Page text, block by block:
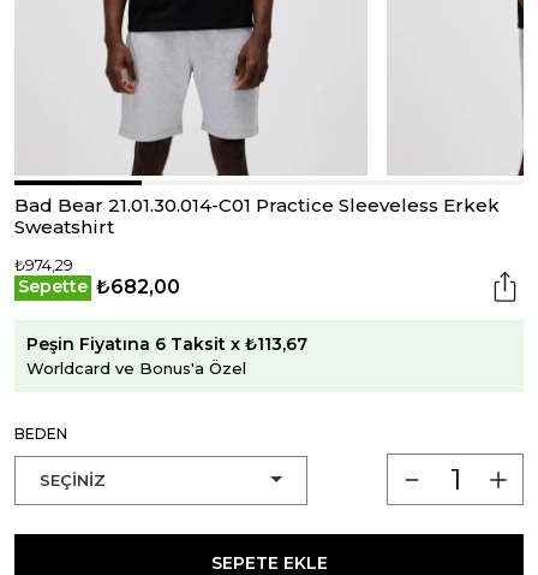
Bad Bear 21.01.30.014-C01 Practice Sleeveless Erkek
Sweatshirt
₺974,29
Sepette ₺682,00
Peşin Fiyatına 6 Taksit x ₺113,67
Worldcard ve Bonus'a Özel
BEDEN
SEPETE EKLE